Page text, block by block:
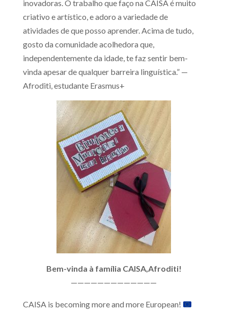
inovadoras. O trabalho que faço na CAISA é muito
criativo e artístico, e adoro a variedade de
atividades de que posso aprender. Acima de tudo,
gosto da comunidade acolhedora que,
independentemente da idade, te faz sentir bem-
vinda apesar de qualquer barreira linguística.” —
Afroditi, estudante Erasmus+
Bem-vinda à família CAISA,Afroditi!
—————————————
CAISA is becoming more and more European!